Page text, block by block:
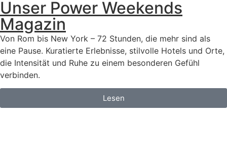
Unser Power Weekends
Magazin
Von Rom bis New York – 72 Stunden, die mehr sind als
eine Pause. Kuratierte Erlebnisse, stilvolle Hotels und Orte,
die Intensität und Ruhe zu einem besonderen Gefühl
verbinden.
Lesen